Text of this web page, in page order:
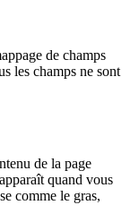
de champs
les champs ne sont
de la page
quand vous
comme le gras,